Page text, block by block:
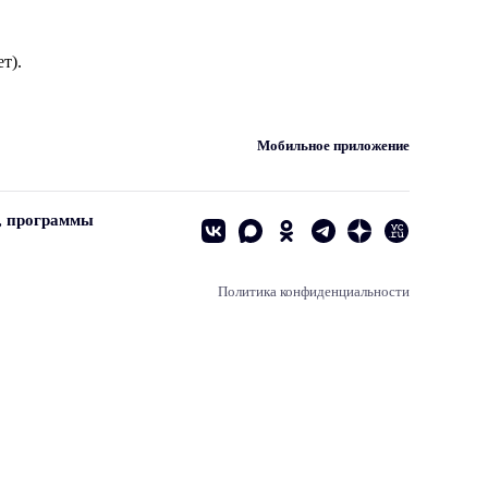
Мобильное приложение
программы
Политика конфиденциальности